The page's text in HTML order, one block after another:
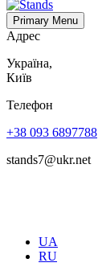
Primary Menu
Адрес
Україна,
Київ
Телефон
+38 093 6897788
stands7@ukr.net
UA
RU